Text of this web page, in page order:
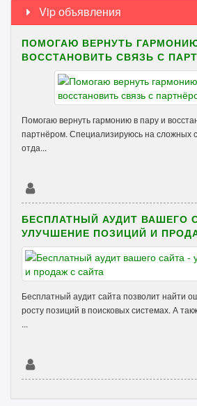
Vip объявления
ПОМОГАЮ ВЕРНУТЬ
ВОССТАНОВИТЬ СВЯЗЬ С
Помогаю вернуть гармонию в пару и
партнёром. Специализируюсь на сложных
отда...
БЕСПЛАТНЫЙ АУДИТ ВАШЕГО
УЛУЧШЕНИЕ ПОЗИЦИЙ И
Бесплатный аудит сайта позволит найти
росту позиций в поисковых системах. А
...